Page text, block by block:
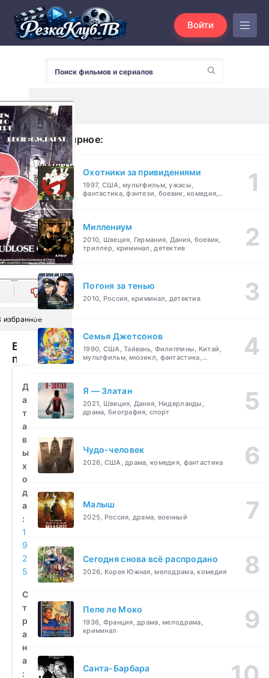
Войти
0
избранное
Безрадостный
переулок
смотреть
бесплатно
Д
а
т
а
в
ы
х
о
д
а
:
1
9
2
5
С
т
р
а
н
а
:
Популярное:
Охотники за привидениями
1997, США, мультфильм, ужасы,
фантастика, фэнтези, боевик, комедия,
Миллениум
2010, Швеция, Германия, Дания, боевик,
триллер, криминал, детектив
Погоня за тенью
2010, Россия, криминал, детектив
Семья Джетсонов
1990, США, Тайвань, Филиппины, Китай,
мультфильм, мюзикл, фантастика,
Я — Златан
2021, Швеция, Дания, Нидерланды,
драма, биография, спорт
Чудо-человек
2026, США, драма, комедия, фантастика
Малыш
2025, Россия, драма, военный
Сегодня снова всё распродано
2026, Корея Южная, мелодрама, комедия
Пепе ле Моко
1936, Франция, драма, мелодрама,
криминал
Санта-Барбара